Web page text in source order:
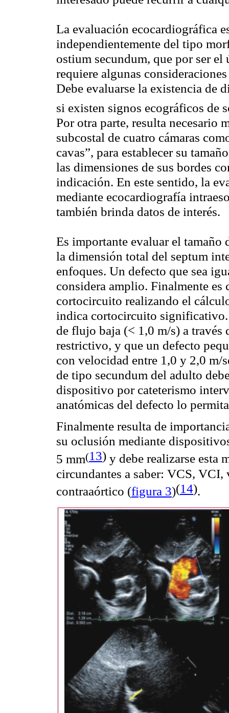
La evaluación ecocardiográfica
independientemente del tipo
ostium secundum, que por ser
requiere algunas
Debe evaluarse la existencia de
si existen signos ecográficos de
Por otra parte, resulta necesario
subcostal de cuatro cámaras
cavas”, para establecer su
las dimensiones de sus bordes
indicación. En este sentido, la
mediante ecocardiografía
también brinda datos de interés.
Es importante evaluar el tamaño
la dimensión total del septum
enfoques. Un defecto que sea
considera amplio. Finalmente
cortocircuito realizando el
indica cortocircuito significativo.
de flujo baja (< 1,0 m/s) a
restrictivo, y que un defecto
con velocidad entre 1,0 y 2,0 m/
de tipo secundum del adulto
dispositivo por cateterismo
anatómicas del defecto lo
Finalmente resulta de
su oclusión mediante
5 mm(13) y debe realizarse esta
circundantes a saber: VCS,
contraaórtico (figura 3)(14).